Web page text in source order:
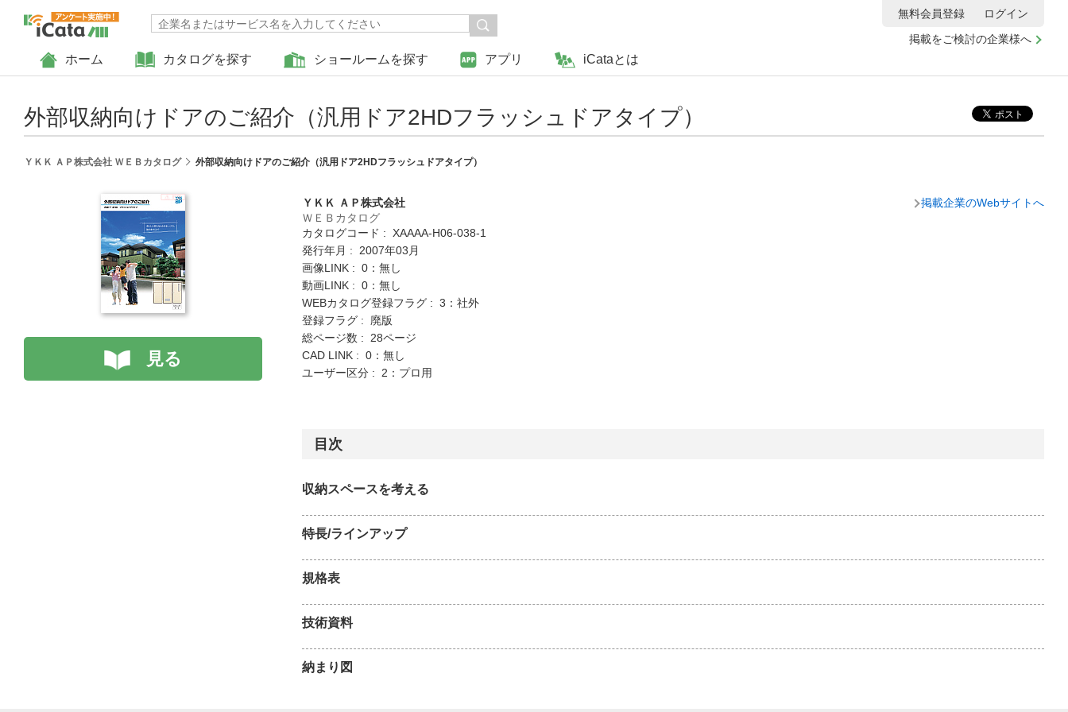
ホーム カタログを探す ショールームを探す アプリ iCataとは
掲載をご検討の企業様へ
無料会員登録 ログイン
外部収納向けドアのご紹介（汎用ドア2HDフラッシュドアタイプ）
ＹＫＫ ＡＰ株式会社 ＷＥＢカタログ 外部収納向けドアのご紹介（汎用ドア2HDフラッシュドアタイプ）
見る
ＹＫＫ ＡＰ株式会社
ＷＥＢカタログ
カタログコード : XAAAA-H06-038-1
発行年月 : 2007年03月
画像LINK : 0：無し
動画LINK : 0：無し
WEBカタログ登録フラグ : 3：社外
登録フラグ : 廃版
総ページ数 : 28ページ
CAD LINK : 0：無し
ユーザー区分 : 2：プロ用
掲載企業のWebサイトへ
目次
収納スペースを考える
特長/ラインアップ
規格表
技術資料
納まり図